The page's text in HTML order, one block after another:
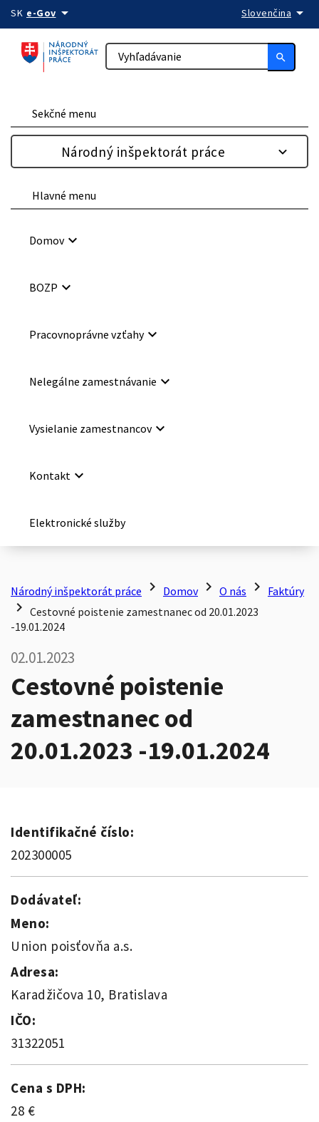
Preskočiť na obsah
SK e-Govarrow_drop_down Slovenčina arrow_drop_down
search
Sekčné menu
Národný inšpektorát práce
Hlavné menu
Domovkeyboard_arrow_down
BOZP keyboard_arrow_down
Pracovnoprávne vzťahykeyboard_arrow_down
Nelegálne zamestnávanie keyboard_arrow_down
Vysielanie zamestnancovkeyboard_arrow_down
Kontakt keyboard_arrow_down
Elektronické služby
Národný inšpektorát práce chevron_right Domov chevron_right O nás chevron_right Faktúry
chevron_right Cestovné poistenie zamestnanec od 20.01.2023
-19.01.2024
02.01.2023
Cestovné poistenie
zamestnanec od
20.01.2023 -19.01.2024
Identifikačné číslo:
202300005
Dodávateľ:
Meno:
Union poisťovňa a.s.
Adresa:
Karadžičova 10, Bratislava
IČO:
31322051
Cena s DPH:
28 €